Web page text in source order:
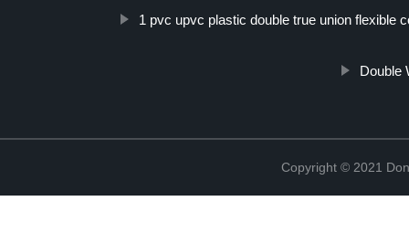
1 pvc upvc plastic double true union flexible
Double
Copyright © 2021